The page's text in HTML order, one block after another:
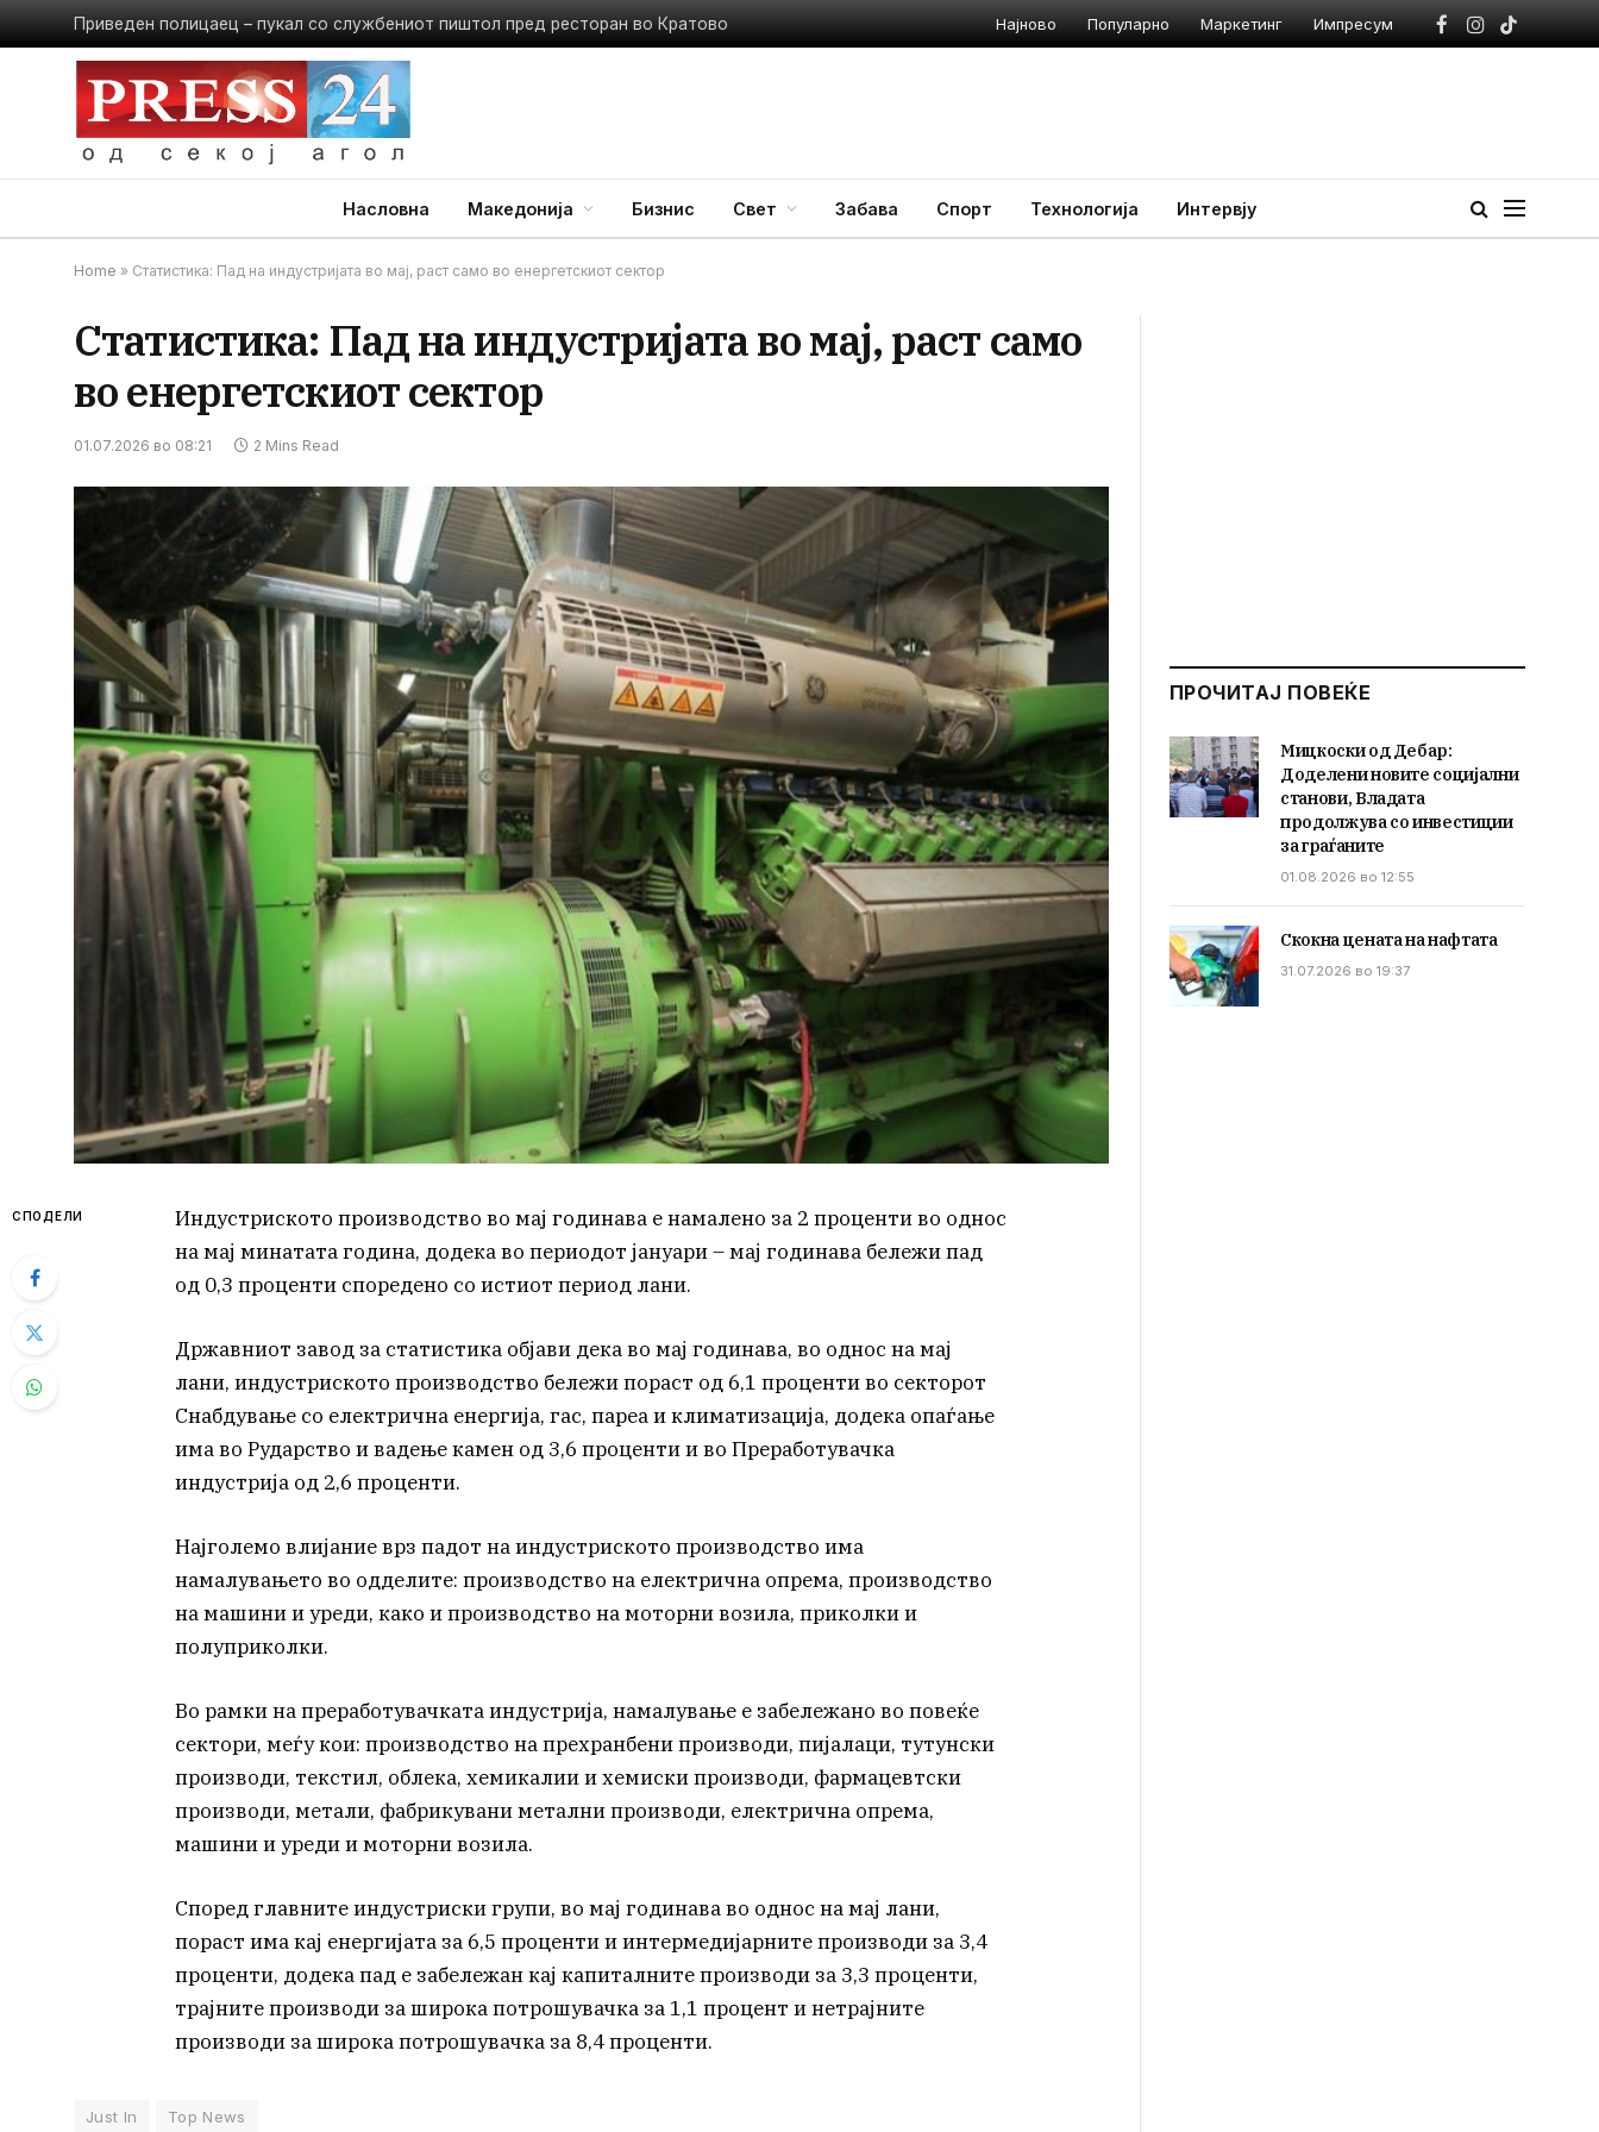
Приведен полицаец – пукал со службениот пиштол пред ресторан во Кратово Најново Популарно Маркетинг Импресум
Facebook
Instagram
TikTok
Насловна Македонија Бизнис Свет Забава Спорт Технологија Интервју
Home » Статистика: Пад на индустријата во мај, раст само во енергетскиот сектор
Статистика: Пад на индустријата во мај, раст само
во енергетскиот сектор
01.07.2026 во 08:21 2 Mins Read
СПОДЕЛИ
Индустриското производство во мај годинава е намалено за 2 проценти во однос
на мај минатата година, додека во периодот јануари – мај годинава бележи пад
од 0,3 проценти споредено со истиот период лани.
Државниот завод за статистика објави дека во мај годинава, во однос на мај
лани, индустриското производство бележи пораст од 6,1 проценти во секторот
Снабдување со електрична енергија, гас, пареа и климатизација, додека опаѓање
има во Рударство и вадење камен од 3,6 проценти и во Преработувачка
индустрија од 2,6 проценти.
Најголемо влијание врз падот на индустриското производство има
намалувањето во одделите: производство на електрична опрема, производство
на машини и уреди, како и производство на моторни возила, приколки и
полуприколки.
Во рамки на преработувачката индустрија, намалување е забележано во повеќе
сектори, меѓу кои: производство на прехранбени производи, пијалаци, тутунски
производи, текстил, облека, хемикалии и хемиски производи, фармацевтски
производи, метали, фабрикувани метални производи, електрична опрема,
машини и уреди и моторни возила.
Според главните индустриски групи, во мај годинава во однос на мај лани,
пораст има кај енергијата за 6,5 проценти и интермедијарните производи за 3,4
проценти, додека пад е забележан кај капиталните производи за 3,3 проценти,
трајните производи за широка потрошувачка за 1,1 процент и нетрајните
производи за широка потрошувачка за 8,4 проценти.
Just In Top News
ПРОЧИТАЈ ПОВЕЌЕ
Мицкоски од Дебар:
Доделени новите социјални
станови, Владата
продолжува со инвестиции
за граѓаните
01.08.2026 во 12:55
Скокна цената на нафтата
31.07.2026 во 19:37